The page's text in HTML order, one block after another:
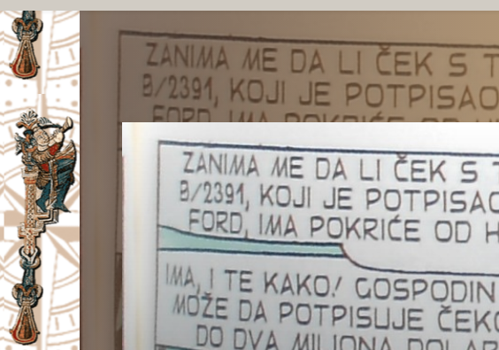
O
K